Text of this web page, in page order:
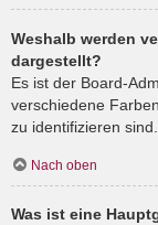
Weshalb werden
dargestellt?
Es ist der Board-
verschiedene
zu identifizieren sind.
Nach oben
Was ist eine